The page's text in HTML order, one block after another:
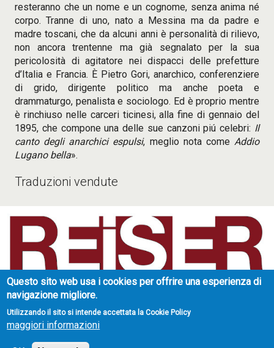
resteranno che un nome e un cognome, senza anima né
corpo. Tranne di uno, nato a Messina ma da padre e
madre toscani, che da alcuni anni è personalità di rilievo,
non ancora trentenne ma già segnalato per la sua
pericolosità di agitatore nei dispacci delle prefetture
d’Italia e Francia. È Pietro Gori, anarchico, conferenziere
di grido, dirigente politico ma anche poeta e
drammaturgo, penalista e sociologo. Ed è proprio mentre
è rinchiuso nelle carceri ticinesi, alla fine di gennaio del
1895, che compone una delle sue canzoni piú celebri: Il
canto degli anarchici espulsi, meglio nota comeAddio
Lugano bella».
Traduzioni vendute
Reiser Literary Agency
10132 Torino - Italy
Questo sito web usa i cookies per offrire una esperienza di
navigazione migliore.
Utilizzando il sito si intende accettata la Cookie Policy
maggiori informazioni